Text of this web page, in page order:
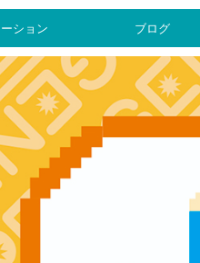
ション ブログ